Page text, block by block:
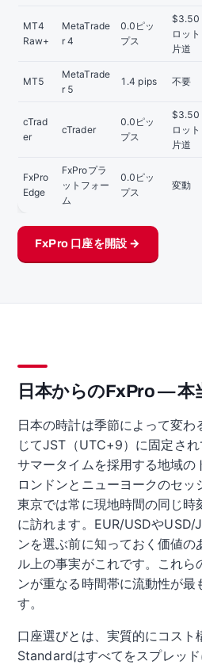
MT4
Raw+
MetaTrade
r 4
0.0ピッ
プス
$3.50
ロッ
片道
MT5
MetaTrade
r 5
1.4 pips 不要
cTrad
er
cTrader
0.0ピッ
プス
$3.50
ロッ
片道
FxPro
Edge
FxProプラ
ットフォー
ム
0.0ピッ
プス
変動
FxPro 口座を開設 →
日本からのFxPro — 本
日本の時計は季節によって変わ
じてJST（UTC+9）に固定され
サマータイムを採用する地域の
ロンドンとニューヨークのセ
東京では常に現地時間の同じ時
に訪れます。EUR/USDやUSD/
ンを選ぶ前に知っておく価値の
ル上の事実がこれです。これら
ンが重なる時間帯に流動性が最
す。
口座選びとは、実質的にコスト
Standardはすべてをスプレッ